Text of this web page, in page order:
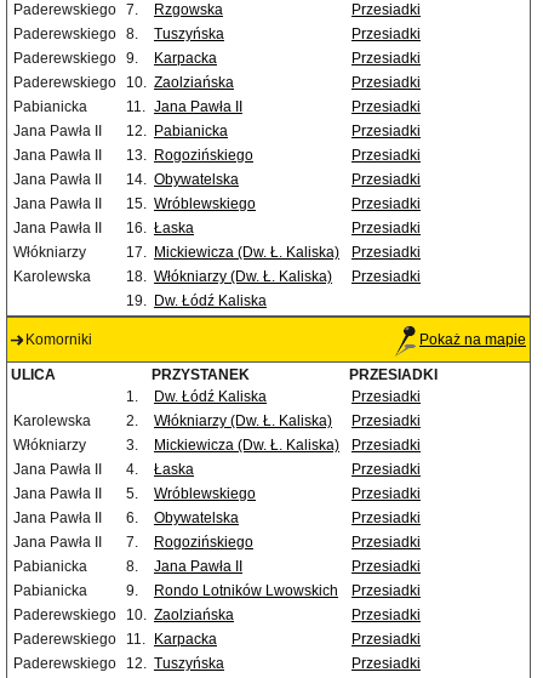
Paderewskiego 7. Rzgowska
Przesiadki
Paderewskiego 8. Tuszyńska
Przesiadki
Paderewskiego 9. Karpacka
Przesiadki
Paderewskiego
10. Zaolziańska
Przesiadki
Pabianicka
11. Jana Pawła II
Przesiadki
Jana Pawła II
12. Pabianicka
Przesiadki
Jana Pawła II
13. Rogozińskiego
Przesiadki
Jana Pawła II
14. Obywatelska
Przesiadki
Jana Pawła II
15. Wróblewskiego
Przesiadki
Jana Pawła II
16. Łaska
Przesiadki
Włókniarzy
17. Mickiewicza (Dw. Ł. Kaliska)
Przesiadki
Karolewska
18. Włókniarzy (Dw. Ł. Kaliska)
Przesiadki
19. Dw. Łódź Kaliska
Komorniki Pokaż na mapie
ULICA PRZYSTANEK
PRZESIADKI
1.
Dw. Łódź Kaliska
Przesiadki
Karolewska
2. Włókniarzy (Dw. Ł. Kaliska)
Przesiadki
Włókniarzy
3. Mickiewicza (Dw. Ł. Kaliska)
Przesiadki
Jana Pawła II
4. Łaska
Przesiadki
Jana Pawła II
5. Wróblewskiego
Przesiadki
Jana Pawła II
6. Obywatelska
Przesiadki
Jana Pawła II
7. Rogozińskiego
Przesiadki
Pabianicka
8. Jana Pawła II
Przesiadki
Pabianicka
9. Rondo Lotników Lwowskich
Przesiadki
Paderewskiego
10. Zaolziańska
Przesiadki
Paderewskiego
11. Karpacka
Przesiadki
Paderewskiego
12. Tuszyńska Przesiadki